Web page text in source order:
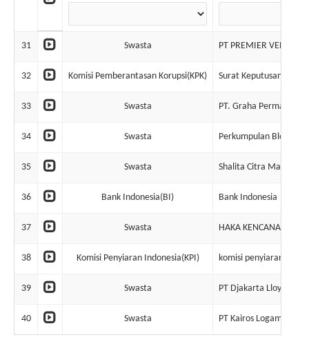
31 Swasta PT PREMIER
32 Komisi Pemberantasan Korupsi(KPK) Surat Keputusan
33 Swasta PT. Graha Permata
34 Swasta Perkumpulan Bloko
35 Swasta Shalita Citra Mandiri
36 Bank Indonesia(BI) Bank Indonesia
37 Swasta HAKA KENCANA JAYA
38 Komisi Penyiaran Indonesia(KPI) komisi penyiaran
39 Swasta PT Djakarta Lloyd
40 Swasta PT Kairos Logam